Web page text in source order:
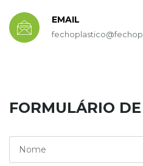
EMAIL
FORMULÁRIO